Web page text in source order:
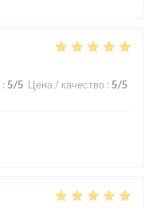
: 5/5 Цена / качество : 5/5